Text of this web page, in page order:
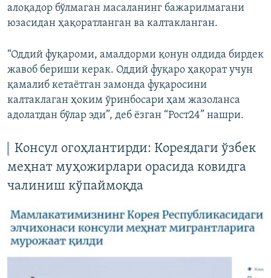
алоқадор бўлмаган масаланинг бажарилмагани
юзасидан ҳақоратланган ва калтакланган.
“Оддий фуқароми, амалдорми қонун олдида бирдек
жавоб бериши керак. Оддий фуқаро ҳақорат учун
қамалиб кетаётган замонда фуқаросини
калтаклаган ҳоким ўринбосари ҳам жазоланса
адолатдан бўлар эди”, деб ёзган “Рост24” нашри.
Консул огоҳлантирди: Кореядаги ўзбек
меҳнат муҳожирлари орасида ковидга
чалиниш кўпаймоқда